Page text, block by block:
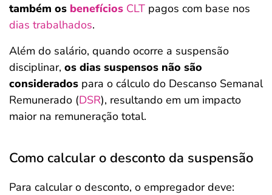
também os benefícios CLT pagos com base nos
dias trabalhados.
Além do salário, quando ocorre a suspensão
disciplinar, os dias suspensos não são
considerados para o cálculo do Descanso Semanal
Remunerado (DSR), resultando em um impacto
maior na remuneração total.
Como calcular o desconto da suspensão
Para calcular o desconto, o empregador deve: